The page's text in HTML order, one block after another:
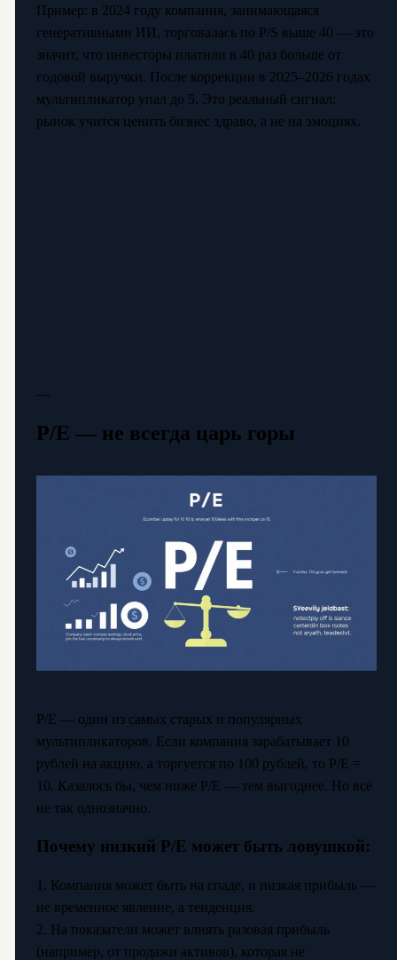
Пример: в 2024 году компания, занимающаяся
генеративными ИИ, торговалась по P/S выше 40 — это
значит, что инвесторы платили в 40 раз больше от
годовой выручки. После коррекции в 2025–2026 годах
мультипликатор упал до 5. Это реальный сигнал:
рынок учится ценить бизнес здраво, а не на эмоциях.
---
P/E — не всегда царь горы
P/E — один из самых старых и популярных
мультипликаторов. Если компания зарабатывает 10
рублей на акцию, а торгуется по 100 рублей, то P/E =
10. Казалось бы, чем ниже P/E — тем выгоднее. Но всё
не так однозначно.
Почему низкий P/E может быть ловушкой:
1. Компания может быть на спаде, и низкая прибыль —
не временное явление, а тенденция.
2. На показатели может влиять разовая прибыль
(например, от продажи активов), которая не